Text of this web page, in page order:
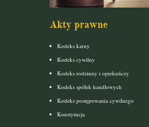
Akty prawne
Kodeks karny
Kodeks cywilny
Kodeks rodzinny i opiekuńczy
Kodeks spółek handlowych
Kodeks postępowania cywilnego
Konstytucja